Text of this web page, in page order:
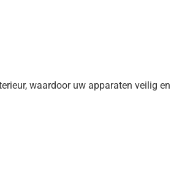
waardoor uw apparaten veilig en